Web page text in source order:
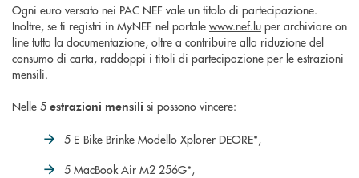
Ogni euro versato nei PAC NEF vale un titolo di partecipazione.
Inoltre, se ti registri in MyNEF nel portale www.nef.lu per archiviare on
line tutta la documentazione, oltre a contribuire alla riduzione del
consumo di carta, raddoppi i titoli di partecipazione per le estrazioni
mensili.
Nelle 5 estrazioni mensili si possono vincere:
5 E-Bike Brinke Modello Xplorer DEORE*,
5 MacBook Air M2 256G*,